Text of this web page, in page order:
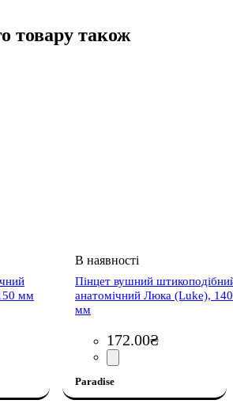
товару також
мм
Пінцет вушний
анатомічний Люка (Luke), 140
мм
172.00₴
Paradise